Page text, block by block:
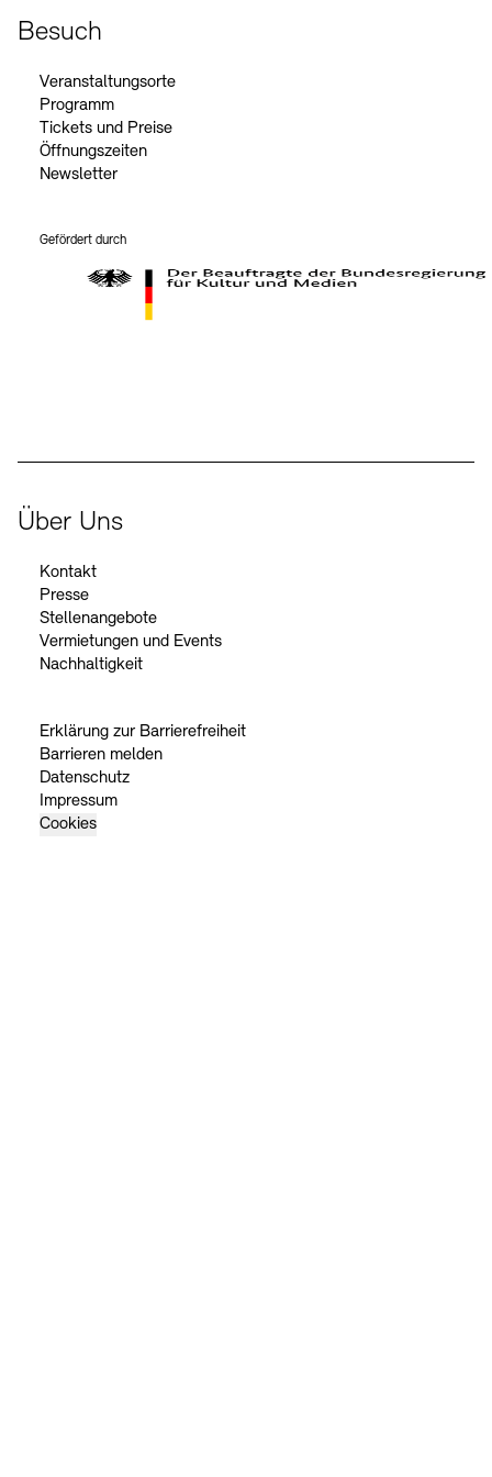
Besuch
Veranstaltungsorte
Programm
Tickets und Preise
Öffnungszeiten
Newsletter
Gefördert durch
Über Uns
Kontakt
Presse
Stellenangebote
Vermietungen und Events
Nachhaltigkeit
Erklärung zur Barrierefreiheit
Barrieren melden
Datenschutz
Impressum
Cookies